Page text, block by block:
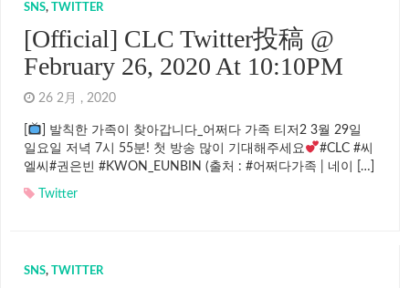
SNS, TWITTER
[Official] CLC Twitter投稿 @
February 26, 2020 At 10:10PM
26 2月 , 2020
] 발칙한 가족이 찾아갑니다_어쩌다 가족 티저2 3월 29일
일요일 저녁 7시 55분! 첫 방송 많이 기대해주세요
#CLC #씨
엘씨#권은빈 #KWON_EUNBIN (출처 : #어쩌다가족 | 네이 […]
Twitter
SNS, TWITTER